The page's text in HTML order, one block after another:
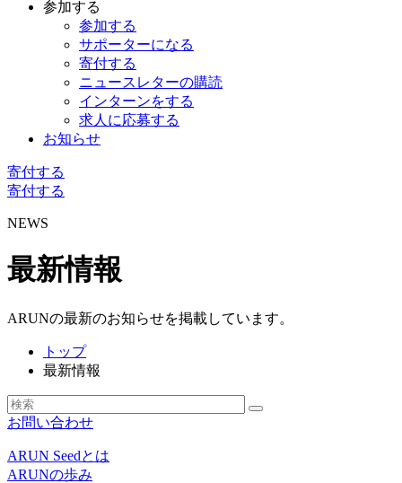
参加する
参加する
サポーターになる
寄付する
ニュースレターの購読
インターンをする
求人に応募する
お知らせ
寄付する
寄付する
NEWS
最新情報
ARUNの最新のお知らせを掲載しています。
トップ
最新情報
お問い合わせ
ARUN Seedとは
ARUNの歩み